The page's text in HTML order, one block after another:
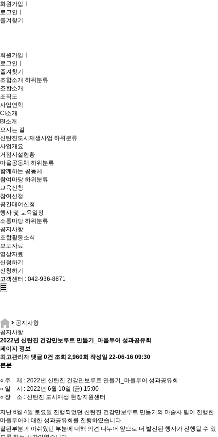
회원가입
로그인
즐겨찾기
회원가입
로그인
즐겨찾기
조합소개 하위분류
조합소개
조직도
사업연혁
CI소개
BI소개
오시는 길
신탄진도시재생사업 하위분류
사업개요
거점시설현황
마을공동체 하위분류
함께하는 공동체
참여마당 하위분류
교육신청
참여신청
공간대여신청
행사 및 교육일정
소통마당 하위분류
공지사항
조합활동소식
보도자료
영상자료
신청하기
신청하기
고객센터 : 042-936-8871
공지사항
공지사항
2022년 신탄진 건강만보루트 만들기_마을투어 성과공유회
페이지 정보
최고관리자 댓글 0건 조회 2,960회 작성일 22-06-16 09:30
본문
○ 주 제 : 2022년 신탄진 건강만보루트 만들기_마을투어 성과공유회
○ 일 시 : 2022년 6월 10일 (금) 15:00
○ 장 소 : 신탄진 도시재생 현장지원센터
지난 6월 4일 토요일 진행되었던 신탄진 건강만보루트 만들기의 마술사 팀이 진행한
마을투어에 대한 성과공유회를 진행하였습니다.
잘된부분과 아쉬웠던 부분에 대해 의견 나누어 앞으로 더 발전된 행사가 진행될 수 있